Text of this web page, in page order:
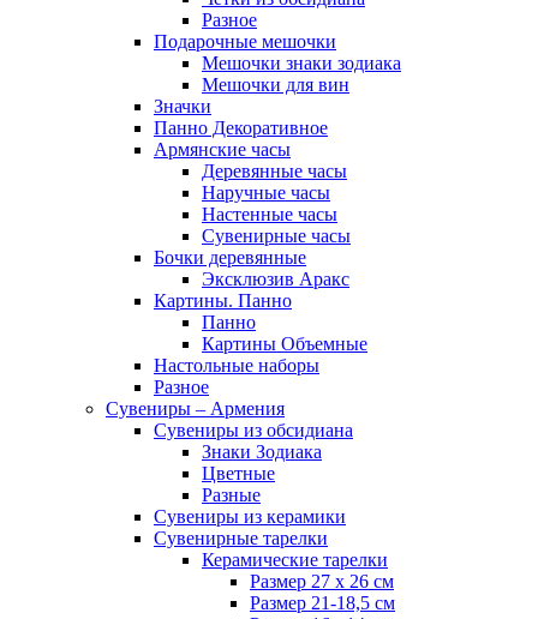
Разное
Подарочные мешочки
Мешочки знаки зодиака
Мешочки для вин
Значки
Панно Декоративное
Армянские часы
Деревянные часы
Наручные часы
Настенные часы
Сувенирные часы
Бочки деревянные
Эксклюзив Аракс
Картины. Панно
Панно
Картины Объемные
Настольные наборы
Разное
Сувениры – Армения
Сувениры из обсидиана
Знаки Зодиака
Цветные
Разные
Сувениры из керамики
Сувенирные тарелки
Керамические тарелки
Размер 27 х 26 см
Размер 21-18,5 см